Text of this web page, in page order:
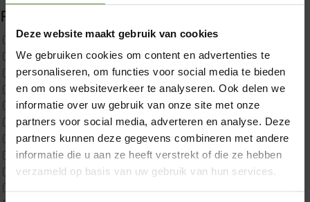
Deze website maakt gebruik van cookies
We gebruiken cookies om content en advertenties te
personaliseren, om functies voor social media te bieden
en om ons websiteverkeer te analyseren. Ook delen we
informatie over uw gebruik van onze site met onze
partners voor social media, adverteren en analyse. Deze
partners kunnen deze gegevens combineren met andere
informatie die u aan ze heeft verstrekt of die ze hebben
verzameld op basis van uw gebruik van hun services.
Filter producten
Uncategorized
2x p650 1pers
Custom
CustomBoxspring
ErkendMatras 1 Pers
ErkendMatras 2 Pers
ErkendMatras twijfelaar product
Matrassen
Matrastopper 10cm
×